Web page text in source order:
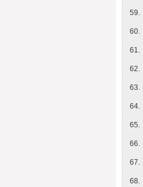
59.
60.
61.
62.
63.
64.
65.
66.
67.
68.